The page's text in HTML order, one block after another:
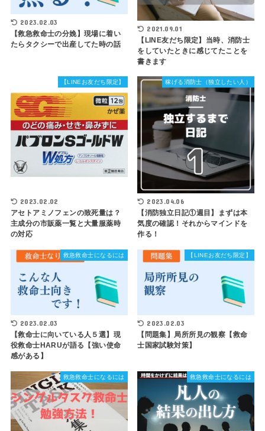
2023.02.03
【救急救命士の分娩】現場に着い
たらタクシーで出産してた時の話
2021.09.01
【LINE友だち限定】当時、消防士
をしていたときに感じてたことを
書きます
【LINEお友だち限定】
2023.02.02
アセトアミノフェンの致死量は？
主成分の市販薬一覧と大量服薬時
の対応
稼げる消防士（独立したい人）
2023.04.06
【消防独立日記①週目】まずは本
気度の確認！それからマインドを
作る！
救急救命士になるには
2023.02.03
【救命士に向いている人５選】現
役救命士HARUが語る【強い使命
感がある】
【LINEお友だち限定】
2023.02.03
【問題集】局所所見の観察【救命
士国家試験対策】
救急救命士になるには 救急救命士になるには